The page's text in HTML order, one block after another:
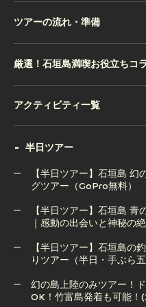
ツアーの流れ・準備
厳選！石垣島満喫お役立ちコ
アクティビティ一覧
半日ツアー
【半日ツアー】石垣島
グツアー（GoPro無料）
【半日ツアー】石垣島
グツアー（GoPro無料）
【半日ツアー】石垣島
｜感動の出会いと神秘の
【半日ツアー】石垣島 青
【半日ツアー】石垣島の
りツアー（半日・手ぶら五
【半日ツアー】石垣島の
幻の島上陸のみツアー！
OK！竹富島発着も可能